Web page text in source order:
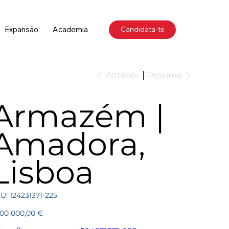
Expansão Academia Candidata-te
Anterior Próximo
|
SKU
124231371-
124231371-225
000,00 €